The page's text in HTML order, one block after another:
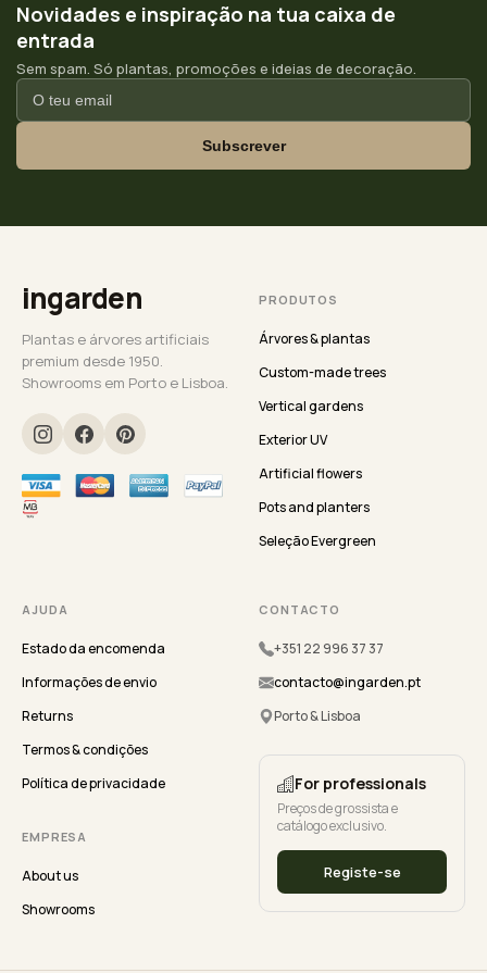
Novidades e inspiração na tua caixa de
entrada
Sem spam. Só plantas, promoções e ideias de decoração.
Subscrever
ingarden
Plantas e árvores artificiais
premium desde 1950.
Showrooms em Porto e Lisboa.
PRODUTOS
Árvores & plantas
Custom-made trees
Vertical gardens
Exterior UV
Artificial flowers
Pots and planters
Seleção Evergreen
AJUDA
Estado da encomenda
Informações de envio
Returns
Termos & condições
Política de privacidade
EMPRESA
About us
Showrooms
CONTACTO
+351 22 996 37 37
contacto@ingarden.pt
Porto & Lisboa
For professionals
Preços de grossista e
catálogo exclusivo.
Registe-se